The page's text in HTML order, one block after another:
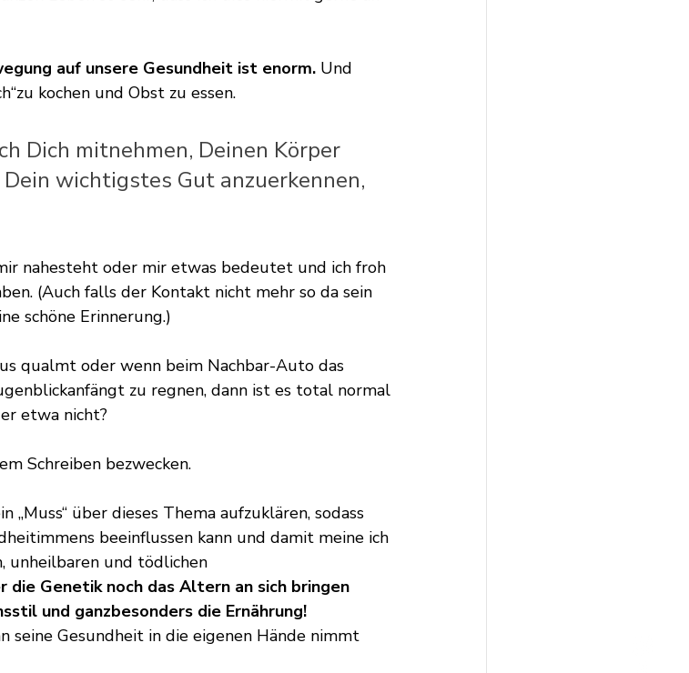
auf unsere Gesundheit ist enorm. Und
kochen und Obst zu essen.
Dich mitnehmen, Deinen Körper
wichtigstes Gut anzuerkennen,
nahesteht oder mir etwas bedeutet und ich froh
(Auch falls der Kontakt nicht mehr so da sein
schöne Erinnerung.)
qualmt oder wenn beim Nachbar-Auto das
zu regnen, dann ist es total normal
etwa nicht?
Schreiben bezwecken.
über dieses Thema aufzuklären, sodass
beeinflussen kann und damit meine ich
unheilbaren und tödlichen
die Genetik noch das Altern an sich bringen
und ganzbesonders die Ernährung!
seine Gesundheit in die eigenen Hände nimmt